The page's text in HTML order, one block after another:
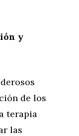
y
de los
terapia
las